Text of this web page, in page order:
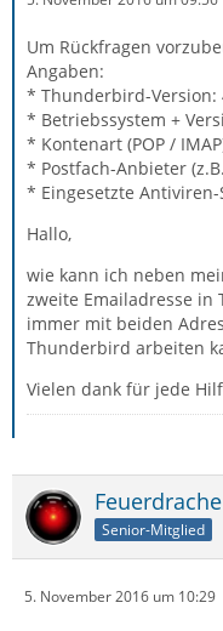
Um Rückfragen
Angaben:
* Thunderbird-Version:
* Betriebssystem +
* Kontenart (POP /
* Postfach-Anbieter
* Eingesetzte
Hallo,
wie kann ich neben
zweite Emailadresse
immer mit beiden
Thunderbird arbeiten
Vielen dank für jede
Feuerdrache
Senior-Mitglied
5. November 2016 um 10:29